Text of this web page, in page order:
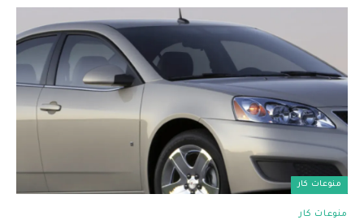
منوعات كار
منوعات كار